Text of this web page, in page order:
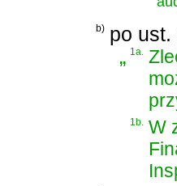
b) po
„1a.
1b. W